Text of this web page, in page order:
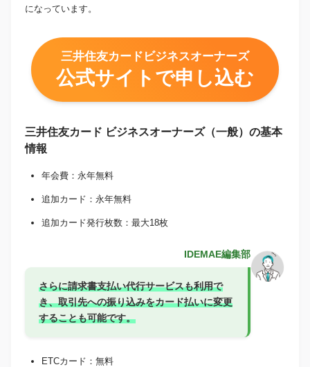
になっています。
三井住友カードビジネスオーナーズ
公式サイトで申し込む
三井住友カード ビジネスオーナーズ（一般）の基本
情報
年会費：永年無料
追加カード：永年無料
追加カード発行枚数：最大18枚
IDEMAE編集部
さらに請求書支払い代行サービスも利用で
き、取引先への振り込みをカード払いに変更
することも可能です。
ETCカード：無料